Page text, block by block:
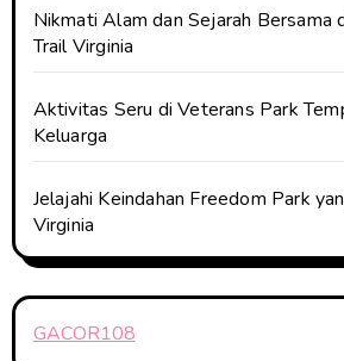
Nikmati Alam dan Sejarah Bersama
Trail Virginia
Aktivitas Seru di Veterans Park
Keluarga
Jelajahi Keindahan Freedom Park
Virginia
GACOR108